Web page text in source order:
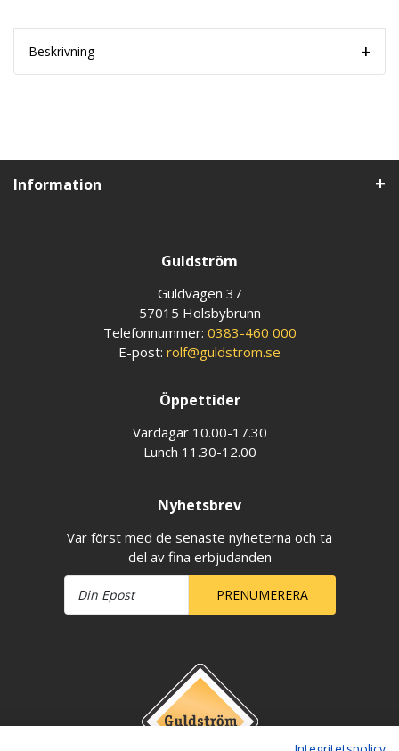
Beskrivning
Information
Guldström
Guldvägen 37
57015 Holsbybrunn
Telefonnummer: 0383-460 000
E-post: rolf@guldstrom.se
Öppettider
Vardagar 10.00-17.30
Lunch 11.30-12.00
Nyhetsbrev
Var först med de senaste nyheterna och ta
del av fina erbjudanden
PRENUMERERA